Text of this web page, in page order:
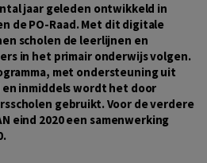
jaar geleden ontwikkeld in
de PO-Raad. Met dit digitale
scholen de leerlijnen en
in het primair onderwijs volgen.
met ondersteuning uit
inmiddels wordt het door
gebruikt. Voor de verdere
eind 2020 een samenwerking